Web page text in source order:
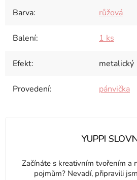
Barva: růžová
Balení: 1 ks
Efekt: metalický
Provedení: pánvička
YUPPI
Začínáte s kreativním tvořením a
pojmům? Nevadí, připravili